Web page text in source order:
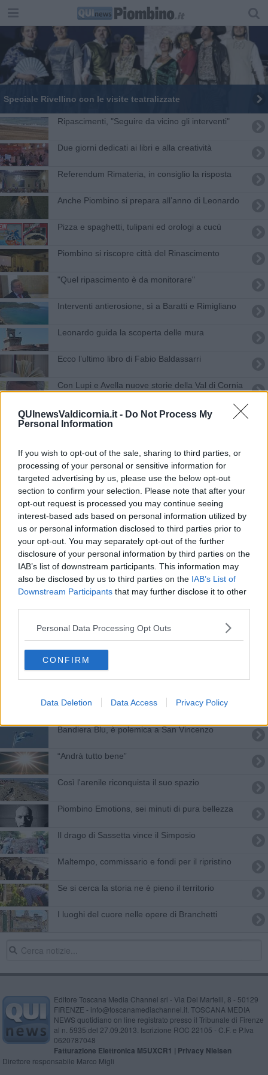
QUInewsValdicornia.it - Do Not Process My
Personal Information
If you wish to opt-out of the sale, sharing to third parties, or
processing of your personal or sensitive information for
targeted advertising by us, please use the below opt-out
section to confirm your selection. Please note that after your
opt-out request is processed you may continue seeing
interest-based ads based on personal information utilized by
us or personal information disclosed to third parties prior to
your opt-out. You may separately opt-out of the further
disclosure of your personal information by third parties on the
IAB’s list of downstream participants. This information may
also be disclosed by us to third parties on the IAB’s List of
Downstream Participants that may further disclose it to other
Personal Data Processing Opt Outs
CONFIRM
Data Deletion Data Access Privacy Policy
Speciale Rivellino con le visite teatralizzate
Ripascimenti, "Seguire da vicino gli interventi"
Due giorni dedicati ai libri e alla creatività
Referendum Rimateria, in consiglio la risposta
Anche Piombino si prepara all’anno di Leonardo
​Pizza e spaghetti, tulipani ed orologi a cucù
Piombino si riscopre città del Rinascimento
"Quel ripascimento è da monitorare"
Interventi antierosione, sì a Baratti e Rimigliano
Leonardo guida la scoperta delle mura
Ecco l’ultimo libro di Fabio Baldassarri
Con Lupi e Avella nuove storie della Val di Cornia
Pd e Con Anna, “cantiamo Bella ciao in ogni casa”
È estate con Gino Paoli, Ottanta, sport e gusto
Piombino nel ventaglio di Touring Club e Slow
Food
Al via i lavori di sistemazione della Costa Est
​Fuoriclasse e fuori dalla classe
Nasce la rete del sistema difensivo degli Appiani
Recupero edifici storici e città murate, due bandi
Acciaio, "Tra promesse d'acciaio e firme
fantasma"
Il cibo nell'arte, incontro col dottor Tognarelli
Proiezioni architetturali per l'anno di Leonardo
Bandiera Blu, è polemica a San Vincenzo
“Andrà tutto bene”
Così l'arenile riconquista il suo spazio
Piombino Emotions, sei minuti di pura bellezza
Il drago di Sassetta vince il Simposio
Maltempo, commissario e fondi per il ripristino
​Se si cerca la storia ne è pieno il territorio
I luoghi del cuore nelle opere di Branchetti
Editore Toscana Media Channel srl - Via Dei Martelli, 8 - 50129
FIRENZE - info@toscanamediachannel.it. TOSCANA MEDIA
NEWS quotidiano on line registrato presso il Tribunale di Firenze
al n. 5935 del 27.09.2013. Iscrizione ROC 22105 - C.F. e P.Iva
0620787048
Fatturazione Elettronica M5UXCR1 | Privacy Nielsen
Direttore responsabile Marco Migli